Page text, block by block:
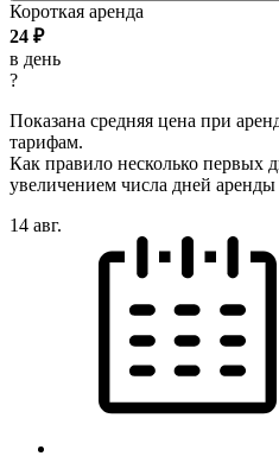
Короткая аренда
24 ₽
в день
?
Показана средняя цена при
тарифам.
Как правило несколько первых
увеличением числа дней
14 авг.